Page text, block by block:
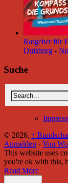
Ratgeber für
Duisburg -
Suche
© 2026, ↑
Anmelden - Von
This website uses
you're ok with this,
Read More